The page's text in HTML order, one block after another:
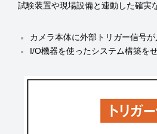
試験装置や現場設備と連動した確実
カメラ本体に外部トリガー信号
I/O機器を使ったシステム構築を